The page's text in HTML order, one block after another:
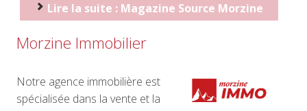
Lire la suite : Magazine Source Morzine
Morzine Immobilier
Notre agence immobilière est
spécialisée dans la vente et la